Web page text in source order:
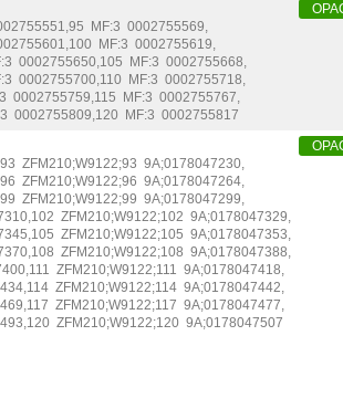
,95 MF:3 0002755569,
,100 MF:3 0002755619,
0002755650,105 MF:3 0002755668,
0002755700,110 MF:3 0002755718,
0002755759,115 MF:3 0002755767,
0002755809,120 MF:3 0002755817
93 ZFM210;W9122;93 9A;0178047230,
96 ZFM210;W9122;96 9A;0178047264,
99 ZFM210;W9122;99 9A;0178047299,
,102 ZFM210;W9122;102 9A;0178047329,
,105 ZFM210;W9122;105 9A;0178047353,
,108 ZFM210;W9122;108 9A;0178047388,
,111 ZFM210;W9122;111 9A;0178047418,
,114 ZFM210;W9122;114 9A;0178047442,
,117 ZFM210;W9122;117 9A;0178047477,
,120 ZFM210;W9122;120 9A;0178047507